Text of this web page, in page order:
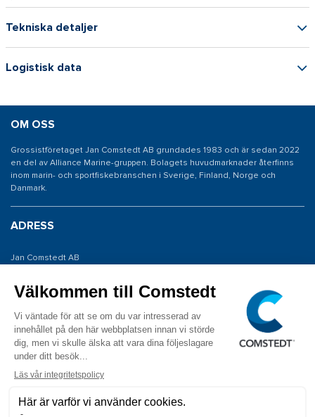
Tekniska detaljer
Logistisk data
OM OSS
Grossistföretaget Jan Comstedt AB grundades 1983 och är sedan 2022
en del av Alliance Marine-gruppen. Bolagets huvudmarknader återfinns
inom marin- och sportfiskebranschen i Sverige, Finland, Norge och
Danmark.
ADRESS
Jan Comstedt AB
426 53 Västra Frölunda
KONTAKTA OSS